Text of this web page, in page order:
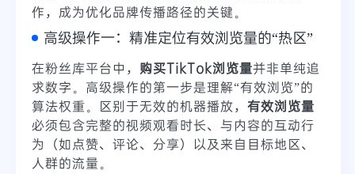
作，成为优化品牌传播路径的关键。
高级操作一：精准定位有效浏览量的“热区”
在粉丝库平台中， 购买TikTok浏览量并非单纯追
求数字。高级操作的第一步是理解“有效浏览”的
算法权重。区别于无效的机器播放， 有效浏览量
必须包含完整的视频观看时长、与内容的互动行
为（如点赞、评论、分享）以及来自目标地区、
人群的流量。